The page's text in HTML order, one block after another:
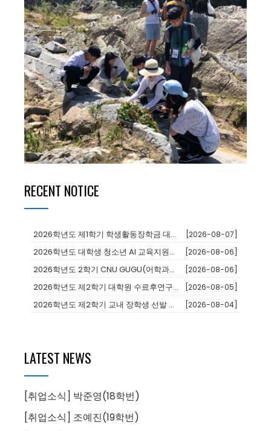
RECENT NOTICE
2026학년도 제1학기 학생활동장학금 대상자 추천 [2026-08-07]
2026학년도 대학생 청소년 AI 교육지원사업 장학생 [2026-08-06]
2026학년도 2학기 CNU GUGU(어학과정 및 단기연수)프로그램 참가... [2026-08-06]
2026학년도 제2학기 대학원 수료후연구생 등록 안내 [2026-08-05]
2026학년도 제2학기 교내 장학생 선발 안내 [2026-08-04]
LATEST NEWS
[취업소식] 박준영(18학번)
[취업소식] 조예진(19학번)